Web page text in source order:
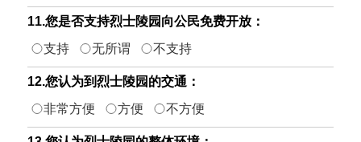
11.您是否支持烈士陵园向公民免费开放：
支持
无所谓 不支持
12.您认为到烈士陵园的交通：
非常方便
方便 不方便